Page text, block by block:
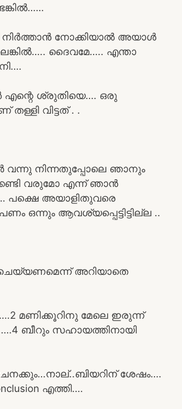
നോക്കിയാൽ അയാൾ
ദൈവമേ….. എന്താ
ശ്രുതിയെ…. ഒരു
തള്ളി വിട്ടത് . .
വന്നു നിന്നതുപ്പോലെ ഞാനും
വരുമോ എന്ന് ഞാൻ
പക്ഷെ അയാളിതുവരെ
ഒന്നും ആവശ്യപ്പെട്ടിട്ടില്ല ..
അറിയാതെ
മണിക്കൂറിനു മേലെ ഇരുന്ന്
ബീറും സഹായത്തിനായി
ശേഷം….
എത്തി….